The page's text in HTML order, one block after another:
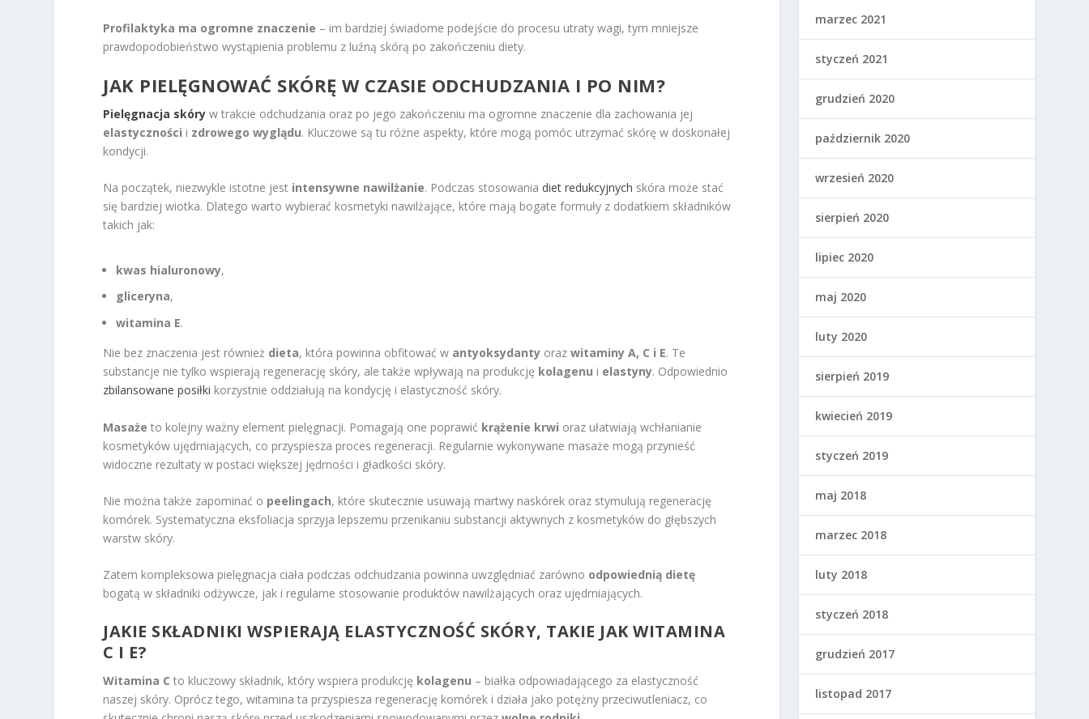
Profilaktyka ma ogromne znaczenie – im bardziej świadome podejście do procesu utraty wagi, tym mniejsze
prawdopodobieństwo wystąpienia problemu z luźną skórą po zakończeniu diety.
JAK PIELĘGNOWAĆ SKÓRĘ W CZASIE ODCHUDZANIA I PO NIM?
Pielęgnacja skóry w trakcie odchudzania oraz po jego zakończeniu ma ogromne znaczenie dla zachowania jej
elastyczności i zdrowego wyglądu. Kluczowe są tu różne aspekty, które mogą pomóc utrzymać skórę w doskonałej
kondycji.
Na początek, niezwykle istotne jest intensywne nawilżanie. Podczas stosowania diet redukcyjnych skóra może stać
się bardziej wiotka. Dlatego warto wybierać kosmetyki nawilżające, które mają bogate formuły z dodatkiem składników
takich jak:
kwas hialuronowy,
gliceryna,
witamina E.
Nie bez znaczenia jest również dieta, która powinna obfitować w antyoksydanty orazwitaminy A, C i E. Te
substancje nie tylko wspierają regenerację skóry, ale także wpływają na produkcję kolagenu i elastyny. Odpowiednio
zbilansowane posiłki korzystnie oddziałują na kondycję i elastyczność skóry.
Masaże to kolejny ważny element pielęgnacji. Pomagają one poprawić krążenie krwi oraz ułatwiają wchłanianie
kosmetyków ujędrniających, co przyspiesza proces regeneracji. Regularnie wykonywane masaże mogą przynieść
widoczne rezultaty w postaci większej jędrności i gładkości skóry.
Nie można także zapominać o peelingach, które skutecznie usuwają martwy naskórek oraz stymulują regenerację
komórek. Systematyczna eksfoliacja sprzyja lepszemu przenikaniu substancji aktywnych z kosmetyków do głębszych
warstw skóry.
Zatem kompleksowa pielęgnacja ciała podczas odchudzania powinna uwzględniać zarówno odpowiednią dietę
bogatą w składniki odżywcze, jak i regularne stosowanie produktów nawilżających oraz ujędrniających.
JAKIE SKŁADNIKI WSPIERAJĄ ELASTYCZNOŚĆ SKÓRY, TAKIE JAK WITAMINA
C I E?
Witamina C to kluczowy składnik, który wspiera produkcję kolagenu – białka odpowiadającego za elastyczność
naszej skóry. Oprócz tego, witamina ta przyspiesza regenerację komórek i działa jako potężny przeciwutleniacz, co
marzec 2021
styczeń 2021
grudzień 2020
październik 2020
wrzesień 2020
sierpień 2020
lipiec 2020
maj 2020
luty 2020
sierpień 2019
kwiecień 2019
styczeń 2019
maj 2018
marzec 2018
luty 2018
styczeń 2018
grudzień 2017
listopad 2017